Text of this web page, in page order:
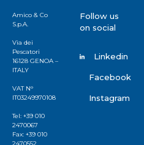
Amico & Co
S.p.A.
Via dei
Pescatori
16128 GENOA –
ITALY
VAT N°
IT03249970108
Tel: +39 010
2470067
Fax: +39 010
Follow us
on social
Linkedin
Facebook
Instagram